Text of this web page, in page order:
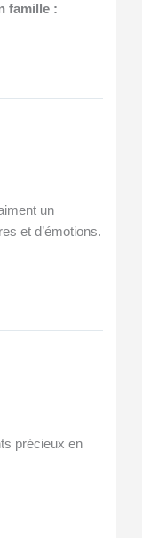
famille :
un
et d’émotions.
précieux en